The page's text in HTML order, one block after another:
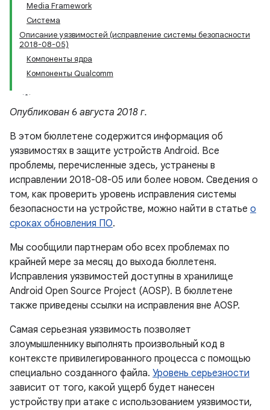
Media Framework
Система
Описание уязвимостей (исправление системы безопасности
2018-08-05)
Компоненты ядра
Компоненты Qualcomm
Опубликован 6 августа 2018 г.
В этом бюллетене содержится информация об
уязвимостях в защите устройств Android. Все
проблемы, перечисленные здесь, устранены в
исправлении 2018-08-05 или более новом. Сведения о
том, как проверить уровень исправления системы
безопасности на устройстве, можно найти в статье о
сроках обновления ПО.
Мы сообщили партнерам обо всех проблемах по
крайней мере за месяц до выхода бюллетеня.
Исправления уязвимостей доступны в хранилище
Android Open Source Project (AOSP). В бюллетене
также приведены ссылки на исправления вне AOSP.
Самая серьезная уязвимость позволяет
злоумышленнику выполнять произвольный код в
контексте привилегированного процесса с помощью
специально созданного файла. Уровень серьезности
зависит от того, какой ущерб будет нанесен
устройству при атаке с использованием уязвимости,